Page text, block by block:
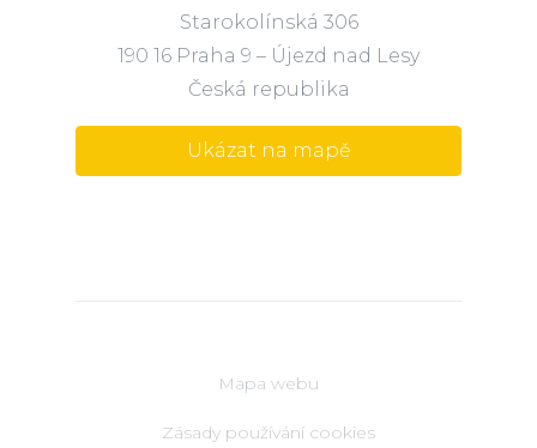
Starokolínská 306
190 16 Praha 9 – Újezd nad Lesy
Česká republika
Ukázat na mapě
Mapa webu
Zásady používání cookies